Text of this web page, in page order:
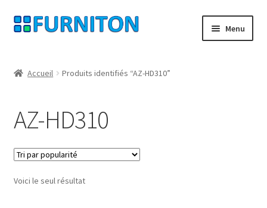
Aller
à
navigation
Aller
au
Menu
Protection des données
Droit de rétractation
Contact
Accueil Produits identifiés “AZ-HD310”
AZ-HD310
Voici le seul résultat